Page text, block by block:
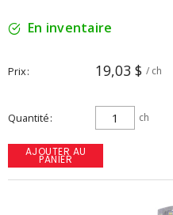
En inventaire
Prix 19,03 $ / ch
Quantité ch
AJOUTER AU
PANIER